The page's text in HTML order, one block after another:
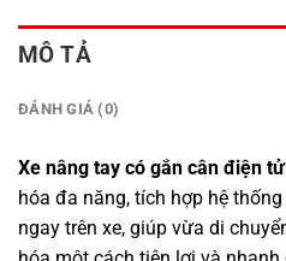
MÔ TẢ
ĐÁNH GIÁ (0)
Xe nâng tay có gắn cân điện tử
hóa đa năng, tích hợp hệ
ngay trên xe, giúp vừa di